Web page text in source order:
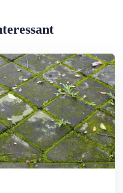
milieuvriendelijk bestrijden